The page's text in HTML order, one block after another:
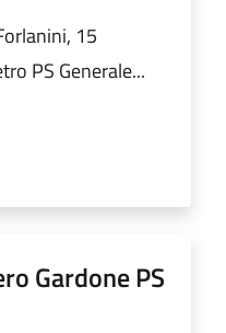
15
PS Generale...
Gardone PS